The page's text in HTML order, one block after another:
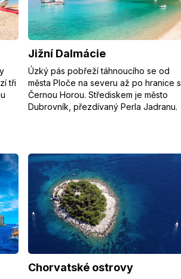
tři
Jižní Dalmácie
Úzký pás pobřeží táhnoucího se od
města Ploče na severu až po hranice s
Černou Horou. Střediskem je město
Dubrovník, přezdívaný Perla Jadranu.
Chorvatské ostrovy